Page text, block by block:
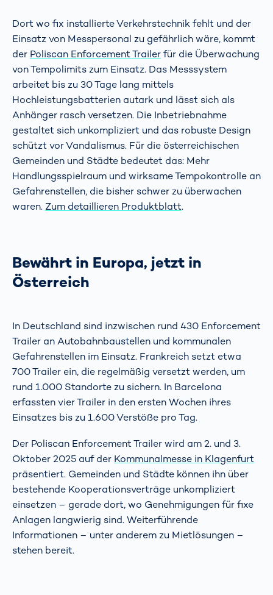
Dort wo fix installierte Verkehrstechnik fehlt und der
Einsatz von Messpersonal zu gefährlich wäre, kommt
der Poliscan Enforcement Trailerfür die Überwachung
von Tempolimits zum Einsatz. Das Messsystem
arbeitet bis zu 30 Tage lang mittels
Hochleistungsbatterien autark und lässt sich als
Anhänger rasch versetzen. Die Inbetriebnahme
gestaltet sich unkompliziert und das robuste Design
schützt vor Vandalismus. Für die österreichischen
Gemeinden und Städte bedeutet das: Mehr
Handlungsspielraum und wirksame Tempokontrolle an
Gefahrenstellen, die bisher schwer zu überwachen
waren. Zum detaillieren Produktblatt.
Bewährt in Europa, jetzt in
Österreich
In Deutschland sind inzwischen rund 430 Enforcement
Trailer an Autobahnbaustellen und kommunalen
Gefahrenstellen im Einsatz. Frankreich setzt etwa
700 Trailer ein, die regelmäßig versetzt werden, um
rund 1.000 Standorte zu sichern. In Barcelona
erfassten vier Trailer in den ersten Wochen ihres
Einsatzes bis zu 1.600 Verstöße pro Tag.
Der Poliscan Enforcement Trailer wird am 2. und 3.
Oktober 2025 auf der Kommunalmesse in Klagenfurt
präsentiert. Gemeinden und Städte können ihn über
bestehende Kooperationsverträge unkompliziert
einsetzen – gerade dort, wo Genehmigungen für fixe
Anlagen langwierig sind. Weiterführende
Informationen – unter anderem zu Mietlösungen –
stehen bereit.